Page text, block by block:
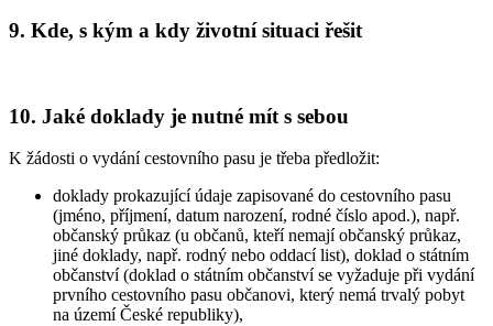
9. Kde, s kým a kdy životní situaci řešit
10. Jaké doklady je nutné mít s sebou
K žádosti o vydání cestovního pasu je třeba předložit:
doklady prokazující údaje zapisované do cestovního pasu
(jméno, příjmení, datum narození, rodné číslo apod.), např.
občanský průkaz (u občanů, kteří nemají občanský průkaz,
jiné doklady, např. rodný nebo oddací list), doklad o státním
občanství (doklad o státním občanství se vyžaduje při vydání
prvního cestovního pasu občanovi, který nemá trvalý pobyt
na území České republiky),